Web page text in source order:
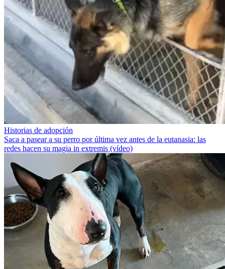
Historias de adopción
Saca a pasear a su perro por última vez antes de la eutanasia: las
redes hacen su magia in extremis (vídeo)